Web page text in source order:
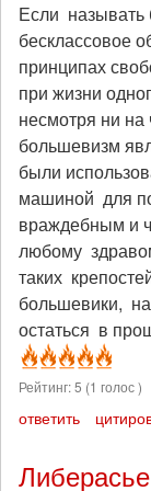
Если называть
бесклассовое
принципах
при жизни
несмотря ни на
большевизм
были
машиной для
враждебным и
любому
таких
большевики,
остаться в
Рейтинг:5 (1 голос )
ответить